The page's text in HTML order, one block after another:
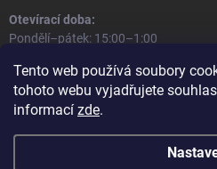
Tento web používá soubory
tohoto webu vyjadřujete
informací zde.
Otevírací doba:
Pondělí–pátek: 15:00–1:00
Informace o prodejně a osobním